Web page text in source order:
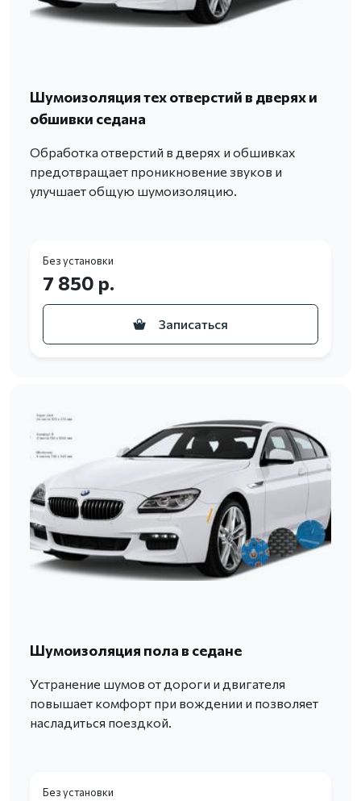
Шумоизоляция тех отверстий в дверях и
обшивки седана
Обработка отверстий в дверях и обшивках
предотвращает проникновение звуков и
улучшает общую шумоизоляцию.
Без установки
7 850 р.
Записаться
Шумоизоляция пола в седане
Устранение шумов от дороги и двигателя
повышает комфорт при вождении и позволяет
насладиться поездкой.
Без установки